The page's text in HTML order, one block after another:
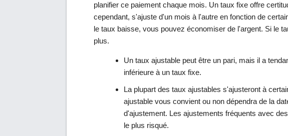
planifier ce paiement chaque mois. Un taux fixe offre
cependant, s'ajuste d'un mois à l'autre en fonction de
le taux baisse, vous pouvez économiser de l'argent. Si le
plus.
Un taux ajustable peut être un pari, mais il a
inférieure à un taux fixe.
La plupart des taux ajustables s'ajusteront à
ajustable vous convient ou non dépendra de la
d'ajustement. Les ajustements fréquents avec
le plus risqué.